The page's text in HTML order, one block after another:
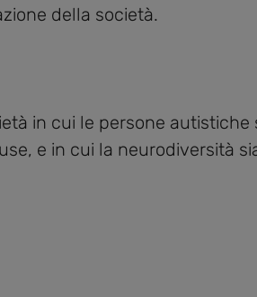
della società.
in cui le persone autistiche
e in cui la neurodiversità